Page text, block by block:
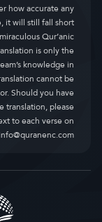
how accurate any
it will still fall short
Qur’anic
is only the
knowledge in
cannot be
Should you have
translation, please
to each verse on
info@quranenc.com